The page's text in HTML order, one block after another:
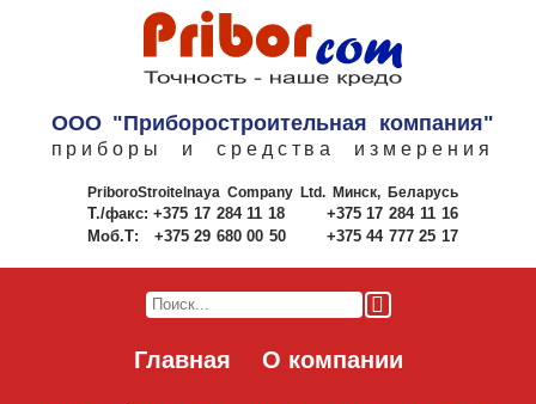
ООО "Приборостроительная компания"
приборы и средства измерения
PriboroStroitelnaya Company Ltd.Минск, Беларусь
Т./факс: +375 17 284 11 18
+375 17 284 11 16
Моб.Т:
+375 29 680 00 50 +375 44 777 25 17
Главная О компании